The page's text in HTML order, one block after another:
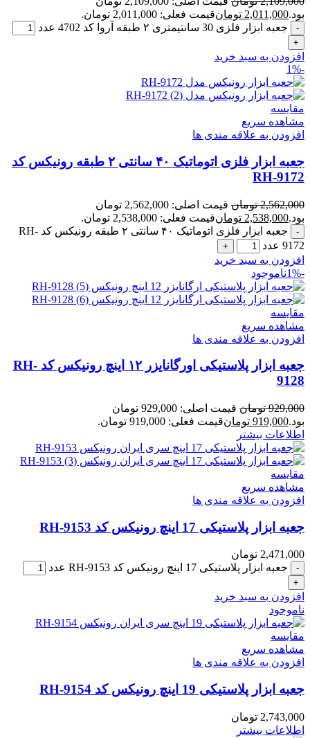
بود.2,011,000 تومانقیمت فعلی: 2,011,000 تومان.
جعبه ابزار فلزی 30 سانتیمتری ۲ طبقه آروا کد 4702 عدد
افزودن به سبد خرید
-1%
مقایسه
مشاهده سریع
افزودن به علاقه مندی ها
جعبه ابزار فلزی اتوماتیک ۴۰ سانتی ۲ طبقه رونیکس کد
RH-9172
2,562,000 تومان
قیمت اصلی: 2,562,000 تومان
بود.2,538,000 تومانقیمت فعلی: 2,538,000 تومان.
جعبه ابزار فلزی اتوماتیک ۴۰ سانتی ۲ طبقه رونیکس کد RH-
9172 عدد
افزودن به سبد خرید
-1%
ناموجود
مقایسه
مشاهده سریع
افزودن به علاقه مندی ها
جعبه ابزار پلاستیکی اورگانایزر ۱۲ اینچ رونیکس کد RH-
9128
929,000 تومان
قیمت اصلی: 929,000 تومان
بود.919,000 تومانقیمت فعلی: 919,000 تومان.
اطلاعات بیشتر
مقایسه
مشاهده سریع
افزودن به علاقه مندی ها
جعبه ابزار پلاستیکی 17 اینچ رونیکس کد RH-9153
2,471,000 تومان
جعبه ابزار پلاستیکی 17 اینچ رونیکس کد RH-9153 عدد
افزودن به سبد خرید
ناموجود
مقایسه
مشاهده سریع
افزودن به علاقه مندی ها
جعبه ابزار پلاستیکی 19 اینچ رونیکس کد RH-9154
2,743,000 تومان
اطلاعات بیشتر